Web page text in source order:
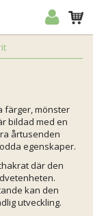
färger, mönster
bildad med en
årtusenden
egenskaper.
där den
kan den
utveckling.